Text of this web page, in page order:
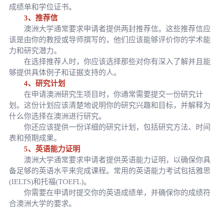
成绩单和学位证书。
3、推荐信
澳洲大学通常要求申请者提供两封推荐信。这些推荐信应
该是由你的教授或导师撰写的，他们应该能够评价你的学术能
力和研究潜力。
在选择推荐人时，你应该选择那些对你有深入了解并且能
够提供具体例子和证据支持的人。
4、研究计划
在申请澳洲研究生项目时，你通常需要提交一份研究计
划。这份计划应该清楚地说明你的研究兴趣和目标，并解释为
什么你选择在澳洲进行研究。
你还应该提供一份详细的研究计划，包括研究方法、时间
表和预期成果。
5、英语能力证明
澳洲大学通常要求申请者提供英语能力证明，以确保你具
备足够的英语水平来完成课程。常用的英语能力考试包括雅思
(IELTS)和托福(TOEFL)。
你需要在申请时提交你的英语成绩单，并确保你的成绩符
合澳洲大学的要求。